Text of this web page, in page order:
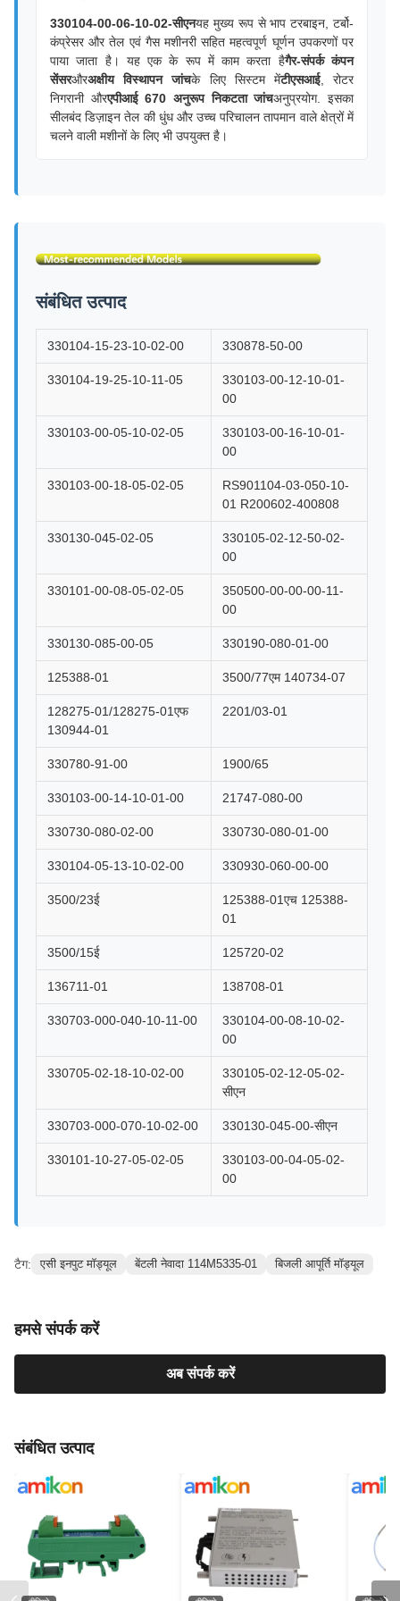
330104-00-06-10-02-सीएनयह मुख्य रूप से भाप टरबाइन, टर्बो-
कंप्रेसर और तेल एवं गैस मशीनरी सहित महत्वपूर्ण घूर्णन उपकरणों पर
पाया जाता है। यह एक के रूप में काम करता हैगैर-संपर्क कंपन
सेंसरऔरअक्षीय विस्थापन जांचके लिए सिस्टम मेंटीएसआई, रोटर
निगरानी औरएपीआई 670 अनुरूप निकटता जांचअनुप्रयोग. इसका
सीलबंद डिज़ाइन तेल की धुंध और उच्च परिचालन तापमान वाले क्षेत्रों में
चलने वाली मशीनों के लिए भी उपयुक्त है।
संबंधित उत्पाद
330104-15-23-10-02-00 330878-50-00
330104-19-25-10-11-05
330103-00-12-10-01-
00
330103-00-05-10-02-05
330103-00-16-10-01-
00
330103-00-18-05-02-05
RS901104-03-050-10-
01 R200602-400808
330130-045-02-05
330105-02-12-50-02-
00
330101-00-08-05-02-05
350500-00-00-00-11-
00
330130-085-00-05 330190-080-01-00
125388-01 3500/77एम 140734-07
128275-01/128275-01एफ
130944-01
2201/03-01
330780-91-00 1900/65
330103-00-14-10-01-00 21747-080-00
330730-080-02-00 330730-080-01-00
330104-05-13-10-02-00 330930-060-00-00
3500/23ई
125388-01एच 125388-
01
3500/15ई 125720-02
136711-01 138708-01
330703-000-040-10-11-00
330104-00-08-10-02-
00
330705-02-18-10-02-00
330105-02-12-05-02-
सीएन
330703-000-070-10-02-00 330130-045-00-सीएन
330101-10-27-05-02-05
330103-00-04-05-02-
00
टैग: एसी इनपुट मॉड्यूल बेंटली नेवादा 114M5335-01 बिजली आपूर्ति मॉड्यूल
हमसे संपर्क करें
अब संपर्क करें
संबंधित उत्पाद